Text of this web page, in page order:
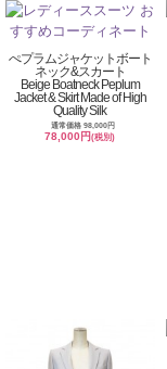
ぺプラムジャケットボート
ネック&スカート
Beige Boatneck Peplum
Jacket & Skirt Made of High
Quality Silk
通常価格 98,000円
78,000円(税別)